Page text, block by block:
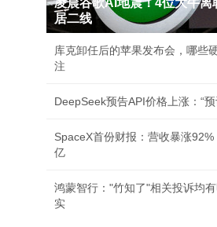
凌晨谷歌AI地震！4位大牛离
居二线
库克卸任后的苹果发布会，哪些
注
DeepSeek预告API价格上涨：“
SpaceX首份财报：营收暴涨
亿
鸿蒙智行："竹知了"相关投诉均
实